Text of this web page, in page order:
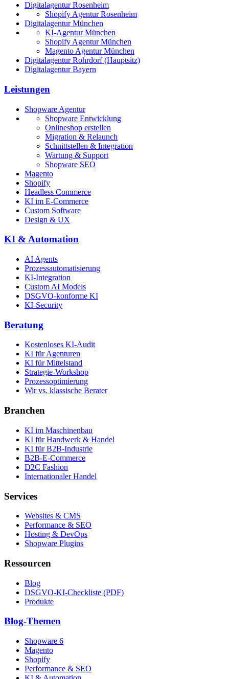
Digitalagentur Rosenheim
Shopify Agentur Rosenheim
Digitalagentur München
KI-Agentur München
Shopify Agentur München
Magento Agentur München
Digitalagentur Rohrdorf (Hauptsitz)
Digitalagentur Bayern
Leistungen
Shopware Agentur
Shopware Entwicklung
Onlineshop erstellen
Migration & Relaunch
Schnittstellen & Integration
Wartung & Support
Shopware SEO
Magento
Shopify
Headless Commerce
KI im E-Commerce
Custom Software
Design & UX
KI & Automation
AI Agents
Prozessautomatisierung
KI-Integration
Custom AI Models
DSGVO-konforme KI
KI-Security
Beratung
Kostenloses KI-Audit
KI für Agenturen
KI für Mittelstand
Strategie-Workshop
Prozessoptimierung
Wir vs. klassische Berater
Branchen
KI im Maschinenbau
KI für Handwerk & Handel
KI für B2B-Industrie
B2B-E-Commerce
D2C Fashion
Internationaler Handel
Services
Websites & CMS
Performance & SEO
Hosting & DevOps
Shopware Plugins
Ressourcen
Blog
DSGVO-KI-Checkliste (PDF)
Produkte
Blog-Themen
Shopware 6
Magento
Shopify
Performance & SEO